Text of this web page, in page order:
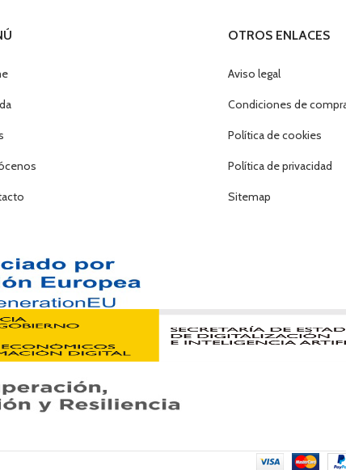
OTROS ENLACES
Aviso legal
Condiciones de
Política de cookies
Política de privacidad
Sitemap